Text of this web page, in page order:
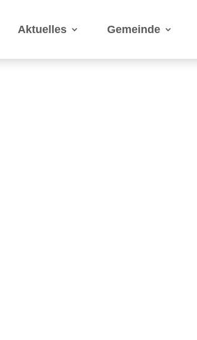
Aktuelles Gemeinde